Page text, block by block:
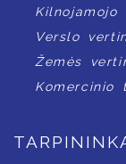
Verslo
Žemės
Komercinio